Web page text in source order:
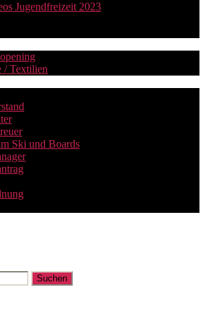
Jugendfreizeit 2023
/ Textilien
Ski und Boards